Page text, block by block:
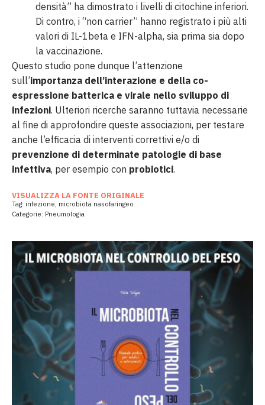
densità” ha dimostrato i livelli di citochine inferiori.
Di contro, i “non carrier” hanno registrato i più alti
valori di IL-1beta e IFN-alpha, sia prima sia dopo
la vaccinazione.
Questo studio pone dunque l’attenzione
sull’importanza dell’interazione e della co-
espressione batterica e virale nello sviluppo di
infezioni. Ulteriori ricerche saranno tuttavia necessarie
al fine di approfondire queste associazioni, per testare
anche l’efficacia di interventi correttivi e/o di
prevenzione di determinate patologie di base
infettiva, per esempio con probiotici.
VISUALIZZA LA FONTE ORIGINALE
Tag: infezione, microbiota nasofaringeo
Categorie: Pneumologia